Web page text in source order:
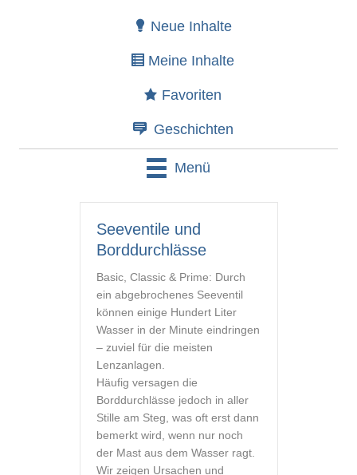
Neue Inhalte
Meine Inhalte
Favoriten
Geschichten
Menü
Seeventile und
Borddurchlässe
Basic, Classic & Prime: Durch
ein abgebrochenes Seeventil
können einige Hundert Liter
Wasser in der Minute eindringen
– zuviel für die meisten
Lenzanlagen.
Häufig versagen die
Borddurchlässe jedoch in aller
Stille am Steg, was oft erst dann
bemerkt wird, wenn nur noch
der Mast aus dem Wasser ragt.
Wir zeigen Ursachen und